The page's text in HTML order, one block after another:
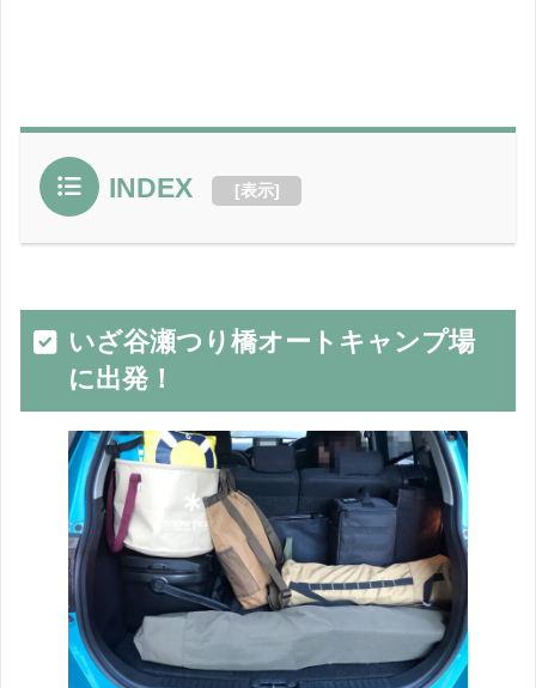
INDEX [表示]
いざ谷瀬つり橋オートキャンプ場
に出発！